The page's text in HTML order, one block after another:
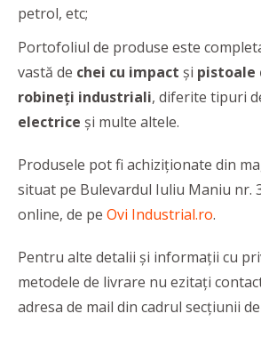
petrol, etc;
Portofoliul de produse este
vastă de chei cu impact și pistoale
robineți industriali, diferite tipuri
electrice și multe altele.
Produsele pot fi achiziționate din
situat pe Bulevardul Iuliu Maniu nr.
online, de pe Ovi Industrial.ro.
Pentru alte detalii și informații cu
metodele de livrare nu ezitaţi
adresa de mail din cadrul secţiunii